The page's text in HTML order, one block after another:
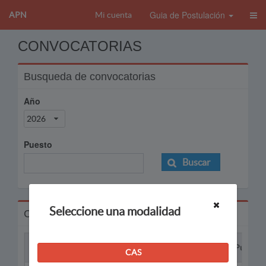
APN Mi cuenta Guia de Postulación
CONVOCATORIAS
Busqueda de convocatorias
Año
2026
Puesto
Buscar
Convocatorias
Puesto
Seleccione una modalidad
CAS